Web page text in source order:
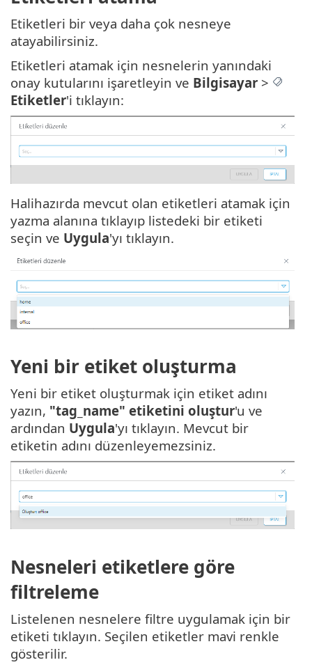
Etiketleri bir veya daha çok nesneye
atayabilirsiniz.
Etiketleri atamak için nesnelerin yanındaki
onay kutularını işaretleyin ve Bilgisayar >
Etiketler'i tıklayın:
Halihazırda mevcut olan etiketleri atamak için
yazma alanına tıklayıp listedeki bir etiketi
seçin ve Uygula'yı tıklayın.
Yeni bir etiket oluşturma
Yeni bir etiket oluşturmak için etiket adını
yazın, "tag_name" etiketini oluştur'u ve
ardından Uygula'yı tıklayın. Mevcut bir
etiketin adını düzenleyemezsiniz.
Nesneleri etiketlere göre
filtreleme
Listelenen nesnelere filtre uygulamak için bir
etiketi tıklayın. Seçilen etiketler mavi renkle
gösterilir.